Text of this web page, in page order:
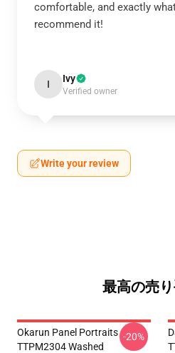
comfortable, and exactly
recommend it!
I Ivy
Verified owner
Write your review
最高の売
Okarun Panel Portraits
TTPM2304 Washed
-20%